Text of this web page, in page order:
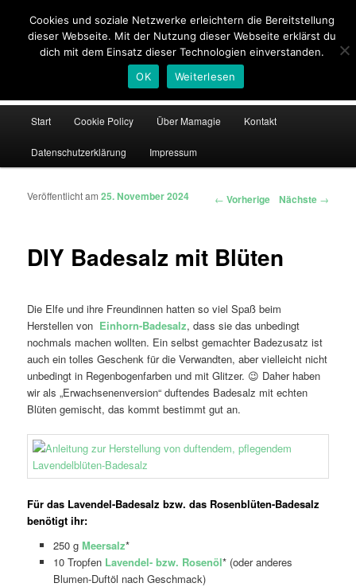
Magische Momente mit Baby und Kind
Zum Inhalt wechseln
Zum sekundären Inhalt wechseln
Start Cookie Policy Über Mamagie Kontakt
Datenschutzerklärung Impressum
Artikelnavigation ← Vorherige Nächste →
DIY Badesalz mit Blüten
Veröffentlicht am25. November 2024
Die Elfe und ihre Freundinnen hatten so viel Spaß beim
Herstellen von Einhorn-Badesalz, dass sie das unbedingt
nochmals machen wollten. Ein selbst gemachter Badezusatz ist
auch ein tolles Geschenk für die Verwandten, aber vielleicht nicht
unbedingt in Regenbogenfarben und mit Glitzer. 😉 Daher haben
wir als „Erwachsenenversion“ duftendes Badesalz mit echten
Blüten gemischt, das kommt bestimmt gut an.
Für das Lavendel-Badesalz bzw. das Rosenblüten-Badesalz
benötigt ihr:
250 gMeersalz*
10 Tropfen Lavendel- bzw. Rosenöl* (oder anderes
Blumen-Duftöl nach Geschmack)
Cookies und soziale Netzwerke erleichtern die Bereitstellung
dieser Webseite. Mit der Nutzung dieser Webseite erklärst du
dich mit dem Einsatz dieser Technologien einverstanden.
OK
Weiterlesen